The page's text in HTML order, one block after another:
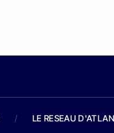
/ LE RESEAU